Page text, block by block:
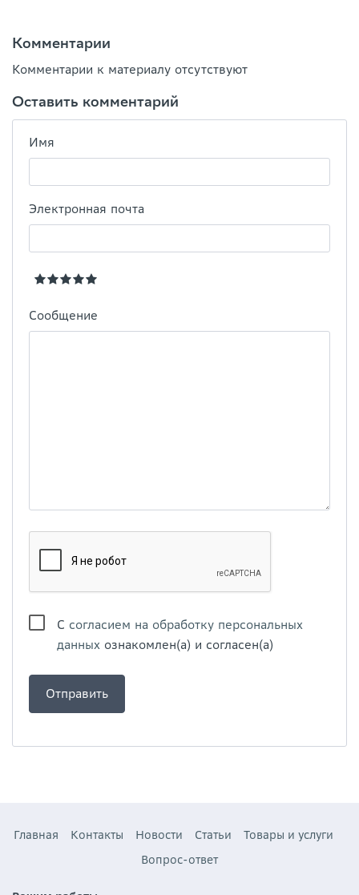
Комментарии
Комментарии к материалу отсутствуют
Оставить комментарий
Имя
Электронная почта
Сообщение
С согласием на обработку персональных
данных ознакомлен(а) и согласен(а)
Главная Контакты Новости Статьи
Товары и услуги
Вопрос-ответ